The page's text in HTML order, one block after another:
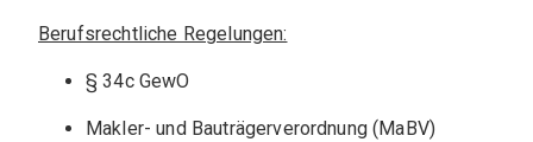
Berufsrechtliche Regelungen:
§ 34c GewO
Makler- und Bauträgerverordnung (MaBV)